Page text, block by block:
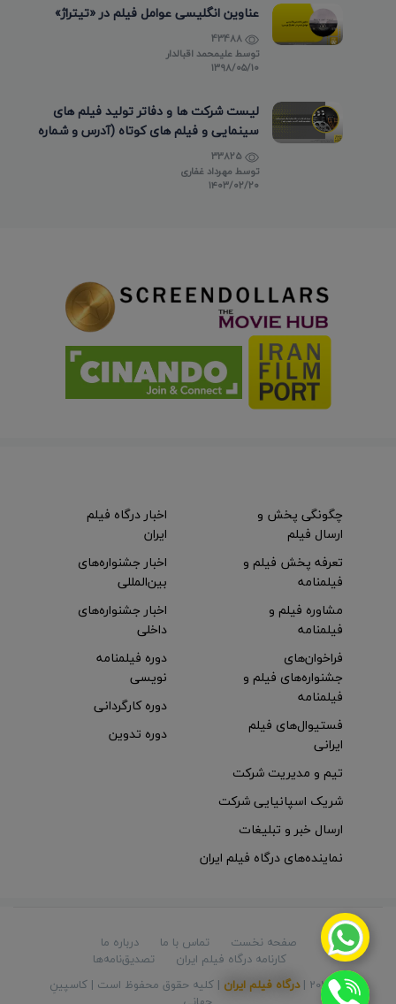
عناوین انگلیسی عوامل فیلم در «تیتراژ»
توسطعلیمحمد اقبالدار
۱۳۹۸/۰۵/۱۰
لیست شرکت ها و دفاتر تولید فیلم های
سینمایی و فیلم های کوتاه (آدرس و شماره
تماس)
توسط مهرداد غفاری
۱۴۰۳/۰۲/۲۰
چگونگی پخش و
ارسال فیلم
تعرفه پخش فیلم و
فیلمنامه
مشاوره فیلم و
فیلمنامه
اخبار درگاه فیلم
ایران
اخبار جشنواره‌های
بین‌المللی
اخبار جشنواره‌های
داخلی
فراخوان‌های
جشنواره‌های فیلم و
فیلمنامه
فستیوال‌های فیلم
ایرانی
دوره فیلمنامه
نویسی
دوره کارگردانی
دوره تدوین
تیم و مدیریت شرکت
شریک اسپانیایی شرکت
ارسال خبر و تبلیغات
نماینده‌های درگاه فیلم ایران
صفحه نخست تماس با ما
درباره ما
کارنامه درگاه فیلم ایران
تصدیق‌نامه‌ها
© 2026 |
درگاه فیلم ایران | کلیه حقوق محفوظ است | کاسپینِ